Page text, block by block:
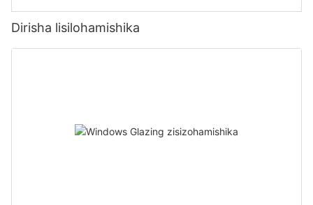
Dirisha lisilohamishika